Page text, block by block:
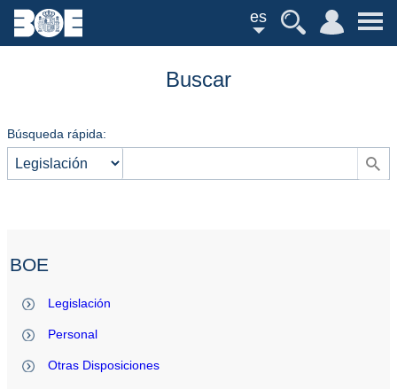
es
Buscar
Búsqueda rápida:
BOE
Legislación
Personal
Otras Disposiciones